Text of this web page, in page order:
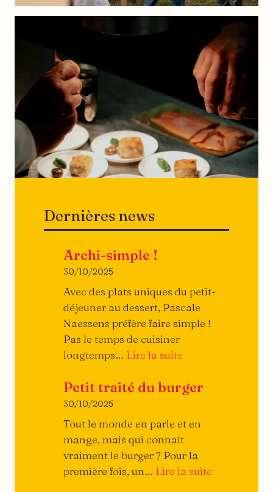
Dernières news
Archi-simple !
30/10/2025
Avec des plats uniques du petit-
déjeuner au dessert, Pascale
Naessens préfère faire simple !
Pas le temps de cuisiner
longtemps… Lire la suite
simple
Petit traité du burger
30/10/2025
Tout le monde en parle et en
mange, mais qui connaît
vraiment le burger ? Pour la
première fois, un… Lire la suite